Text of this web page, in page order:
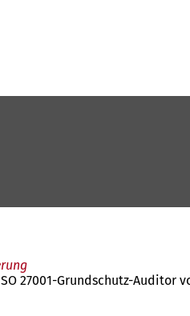
27001-Grundschutz-Auditor